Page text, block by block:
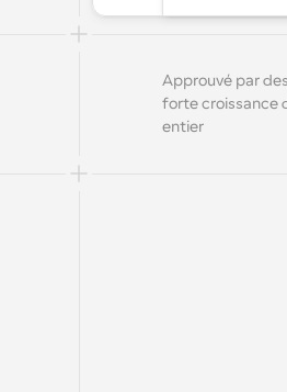
Approuvé par
forte croissance
entier